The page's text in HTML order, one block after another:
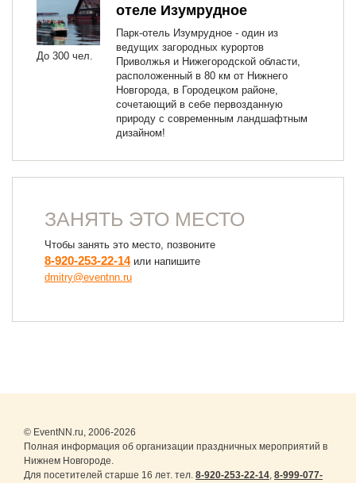
До 300 чел.
отеле Изумрудное
Парк-отель Изумрудное - один из
ведущих загородных курортов
Приволжья и Нижегородской области,
расположенный в 80 км от Нижнего
Новгорода, в Городецком районе,
сочетающий в себе первозданную
природу с современным ландшафтным
дизайном!
ЗАНЯТЬ ЭТО МЕСТО
Чтобы занять это место, позвоните
8-920-253-22-14или напишите
dmitry@eventnn.ru
© EventNN.ru, 2006-2026
Полная информация об организации праздничных мероприятий в
Нижнем Новгороде.
Для посетителей старше 16 лет. тел. 8-920-253-22-14, 8-999-077-